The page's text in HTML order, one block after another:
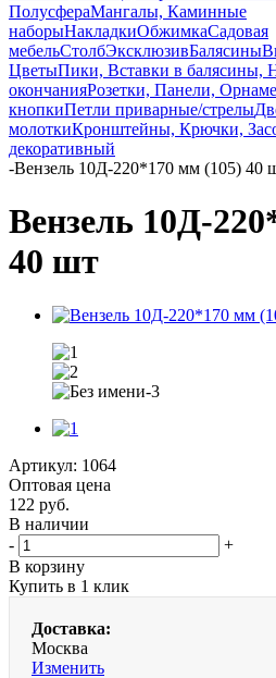
ПолусфераМангалы, Каминные
наборыНакладкиОбжимкаСадовая
мебельСтолбЭксклюзивБалясины
ЦветыПики, Вставки в балясины,
окончанияРозетки, Панели,
кнопкиПетли приварные/стрелы
молоткиКронштейны, Крючки,
декоративный
-Вензель 10Д-220*170 мм (105) 40
Вензель 10Д-
40 шт
Артикул: 1064
Оптовая цена
122 руб.
В наличии
-
+
В корзину
Купить в 1 клик
Доставка:
Москва
Изменить